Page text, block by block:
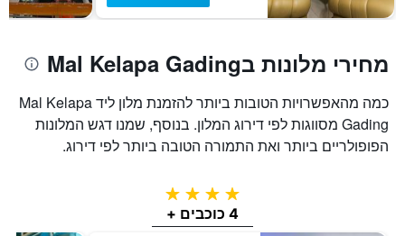
מחירי מלונות בMal Kelapa Gading
כמה מהאפשרויות הטובות ביותר להזמנת מלון ליד Mal Kelapa
Gading מסווגות לפי דירוג המלון. בנוסף, שמנו דגש המלונות
הפופולריים ביותר ואת התמורה הטובה ביותר לפי דירוג.
4 כוכבים
4 כוכבים +